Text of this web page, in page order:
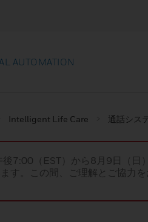
AUTOMATION
Intelligent Life Care 通話シス
7:00（EST）から8月9日（
す。この間、ご理解とご協力を